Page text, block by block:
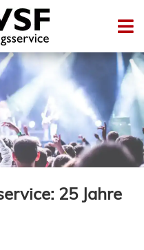
25 Jahre